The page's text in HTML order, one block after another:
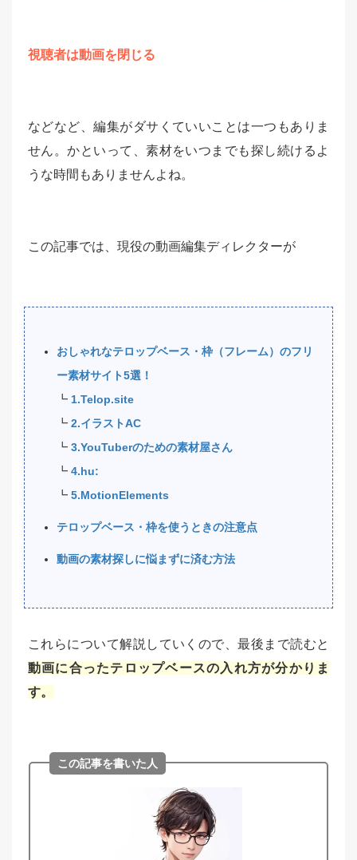
視聴者は動画を閉じる
などなど、編集がダサくていいことは一つもありま
せん。かといって、素材をいつまでも探し続けるよ
うな時間もありませんよね。
この記事では、現役の動画編集ディレクターが
おしゃれなテロップベース・枠（フレーム）のフリ
ー素材サイト5選！
┗ 1.Telop.site
┗ 2.イラストAC
┗ 3.YouTuberのための素材屋さん
┗ 4.hu:
┗ 5.MotionElements
テロップベース・枠を使うときの注意点
動画の素材探しに悩まずに済む方法
これらについて解説していくので、最後まで読むと
動画に合ったテロップベースの入れ方が分かりま
す。
この記事を書いた人